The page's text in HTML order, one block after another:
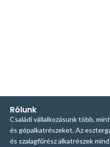
Rólunk
Családi vállalkozásunk több,
és gépalkatrészeket. Az
és szalagfűrész alkatrészek